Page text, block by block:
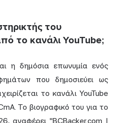
του
το κανάλι YouTube;
η δημόσια επωνυμία ενός
που δημοσιεύει ως
το κανάλι YouTube
Το βιογραφικό του για το
αναφέρει "BCBacker.com |